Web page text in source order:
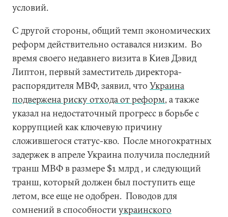
условий.
С другой стороны, общий темп экономических
реформ действительно оставался низким. Во
время своего недавнего визита в Киев Дэвид
Липтон, первый заместитель директора-
распорядителя МВФ, заявил, что Украина
подвержена риску отхода от реформ, а также
указал на недостаточный прогресс в борьбе с
коррупцией как ключевую причину
сложившегося статус-кво. После многократных
задержек в апреле Украина получила последний
транш МВФ в размере $1 млрд , и следующий
транш, который должен был поступить еще
летом, все еще не одобрен. Поводов для
сомнений в способностиукраинского